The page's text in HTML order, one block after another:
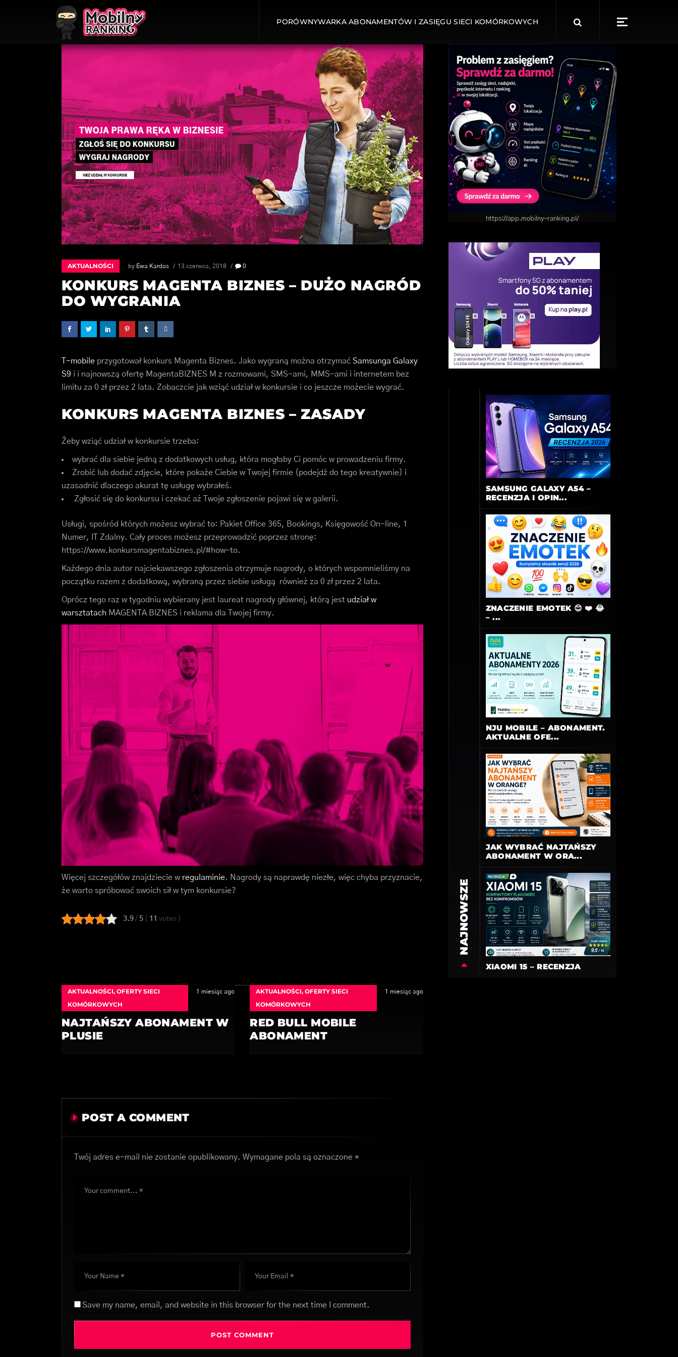
PORÓWNYWARKA ABONAMENTÓW I ZASIĘGU SIECI KOMÓRKOWYCH
for:
AKTUALNOŚCI by Ewa Kardas 13 czerwca, 2018 0
KONKURS MAGENTA BIZNES – DUŻO NAGRÓD
DO WYGRANIA
T-mobile przygotował konkurs Magenta Biznes. Jako wygraną można otrzymać Samsunga Galaxy
S9 i i najnowszą ofertę MagentaBIZNES M z rozmowami, SMS-ami, MMS-ami i internetem bez
limitu za 0 zł przez 2 lata. Zobaczcie jak wziąć udział w konkursie i co jeszcze możecie wygrać.
KONKURS MAGENTA BIZNES – ZASADY
Żeby wziąć udział w konkursie trzeba:
wybrać dla siebie jedną z dodatkowych usług, która mogłaby Ci pomóc w prowadzeniu firmy.
Zrobić lub dodać zdjęcie, które pokaże Ciebie w Twojej firmie (podejdź do tego kreatywnie) i
uzasadnić dlaczego akurat tę usługę wybrałeś.
Zgłosić się do konkursu i czekać aż Twoje zgłoszenie pojawi się w galerii.
Usługi, spośród których możesz wybrać to: Pakiet Office 365, Bookings, Księgowość On-line, 1
Numer, IT Zdalny. Cały proces możesz przeprowadzić poprzez stronę:
https://www.konkursmagentabiznes.pl/#how-to.
Każdego dnia autor najciekawszego zgłoszenia otrzymuje nagrody, o których wspomnieliśmy na
początku razem z dodatkową, wybraną przez siebie usługą również za 0 zł przez 2 lata.
Oprócz tego raz w tygodniu wybierany jest laureat nagrody głównej, którą jest udział w
warsztatach MAGENTA BIZNES i reklama dla Twojej firmy.
Więcej szczegółów znajdziecie w regulaminie. Nagrody są naprawdę niezłe, więc chyba przyznacie,
że warto spróbować swoich sił w tym konkursie?
3.9 / 5 ( 11 votes )
AKTUALNOŚCI, OFERTY SIECI
KOMÓRKOWYCH
1 miesiąc ago
NAJTAŃSZY ABONAMENT W
PLUSIE
AKTUALNOŚCI,OFERTY SIECI
KOMÓRKOWYCH
1 miesiąc ago
RED BULL MOBILE
ABONAMENT
POST A COMMENT
Twój adres e-mail nie zostanie opublikowany. Wymagane pola są oznaczone *
Save my name, email, and website in this browser for the next time I comment.
https://app.mobilny-ranking.pl/
NAJNOWSZE
SAMSUNG GALAXY A54 –
RECENZJA I OPIN...
ZNACZENIE EMOTEK 😊 ❤️ 😂
– ...
NJU MOBILE – ABONAMENT.
AKTUALNE OFE...
JAK WYBRAĆ NAJTAŃSZY
ABONAMENT W ORA...
XIAOMI 15 – RECENZJA